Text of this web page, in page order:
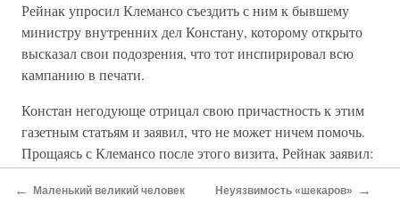
Рейнак упросил Клемансо съездить с ним к бывшему
министру внутренних дел Констану, которому открыто
высказал свои подозрения, что тот инспирировал всю
кампанию в печати.
Констан негодующе отрицал свою причастность к этим
газетным статьям и заявил, что не может ничем помочь.
Прощаясь с Клемансо после этого визита, Рейнак заявил:
— Я погиб!
← Маленький великий человек Неуязвимость «шекаров» →